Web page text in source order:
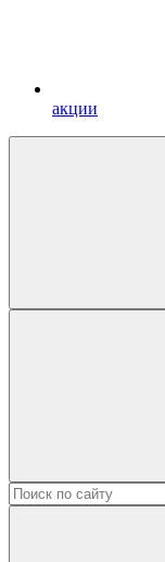
акции